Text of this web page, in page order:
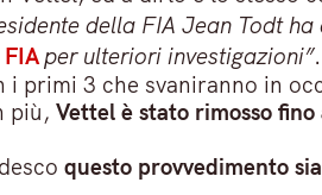
della FIA Jean Todt
per ulteriori investigazioni”.
i primi 3 che svaniranno in
più, Vettel è stato rimosso
questo provvedimento